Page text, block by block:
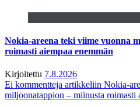
Nokia-areena teki viime vuonna
roimasti aiempaa enemmän
Kirjoitettu 7.8.2026
Ei kommentteja artikkeliin Nokia-
miljoonatappion – miinusta roimasti